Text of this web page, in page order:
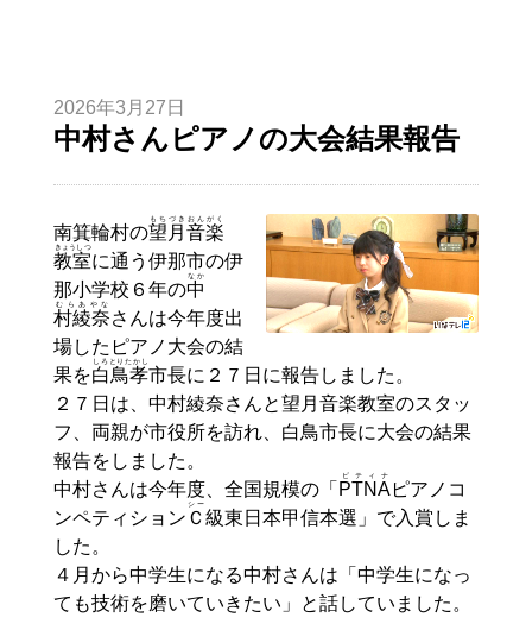
2026年3月27日
中村さんピアノの大会結果報告
南箕輪村の望月
もちづき
音楽
おんがく
教室
きょうしつ
に通う伊那市の伊
那小学校６年の中
なか
村綾奈
むらあやな
さんは今年度出
場したピアノ大会の結
果を白鳥孝
しろとりたかし
市長に２７日に報告しました。
２７日は、中村綾奈さんと望月音楽教室のスタッ
フ、両親が市役所を訪れ、白鳥市長に大会の結果
報告をしました。
中村さんは今年度、全国規模の「 PTNA
ピティナ
ピアノコ
ンペティション Ｃ
シー
級東日本甲信本選」で入賞しま
した。
４月から中学生になる中村さんは「中学生になっ
ても技術を磨いていきたい」と話していました。